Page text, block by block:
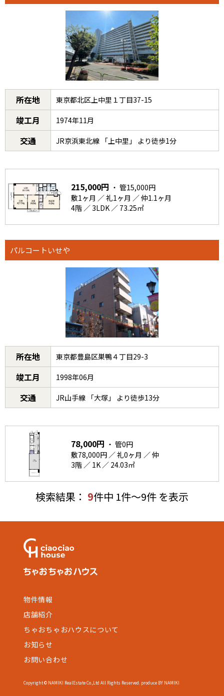
所在地 東京都北区上中里１丁目37-15
竣工月 1974年11月
交通 JR京浜東北線 「上中里」 より徒歩1分
215,000円 ・ 管15,000円
敷1ヶ月 ／ 礼1ヶ月 ／ 仲1.1ヶ月
4階 ／ 3LDK ／ 73.25㎡
パルコートいせや
所在地 東京都豊島区巣鴨４丁目29-3
竣工月 1998年06月
交通 JR山手線 「大塚」 より徒歩13分
78,000円 ・ 管0円
敷78,000円 ／ 礼0ヶ月 ／ 仲
3階 ／ 1K ／ 24.03㎡
検索結果： 9件中 1件～9件 を表示
物件情報
店舗紹介
ちゃおちゃおハウスについて
お知らせ
お問い合わせ
Copyright © NAMIKI RealEstate Co.,Ltd All Rights Reserved. produce BY NAMIKI